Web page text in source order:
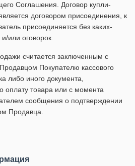
Соглашения. Договор купли-
договором присоединения, к
присоединяется без каких-
или оговорок.
считается заключенным с
Покупателю кассового
либо иного документа,
оплату товара или с момента
сообщения о подтверждении
Продавца.